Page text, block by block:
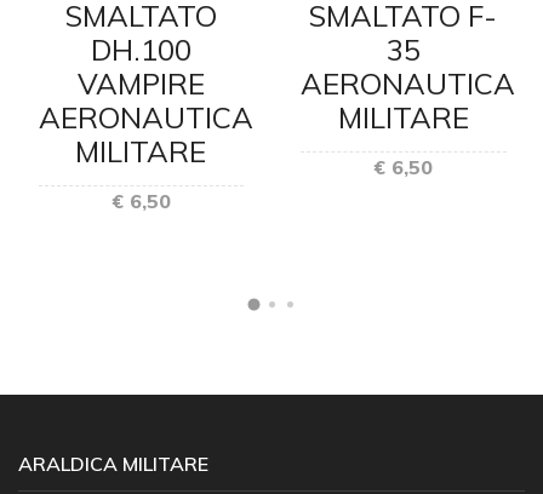
SMALTATO
DH.100
VAMPIRE
AERONAUTICA
MILITARE
€ 6,50
SMALTATO F-
35
AERONAUTICA
MILITARE
€ 6,50
ARALDICA MILITARE